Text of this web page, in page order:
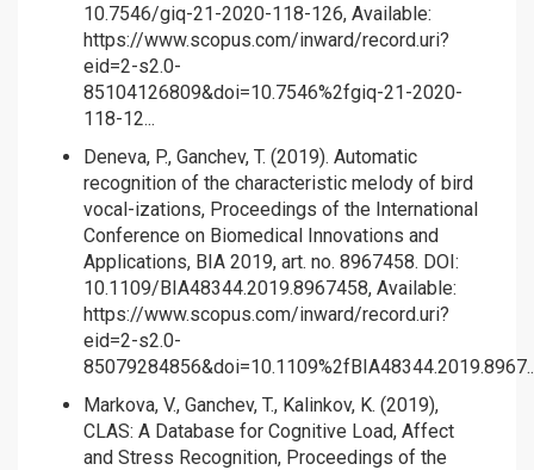
10.7546/giq-21-2020-118-126, Available:
https://www.scopus.com/inward/record.uri?
eid=2-s2.0-
85104126809&doi=10.7546%2fgiq-21-2020-
118-12...
Deneva, P., Ganchev, T. (2019). Automatic
recognition of the characteristic melody of bird
vocal-izations, Proceedings of the International
Conference on Biomedical Innovations and
Applications, BIA 2019, art. no. 8967458. DOI:
10.1109/BIA48344.2019.8967458, Available:
https://www.scopus.com/inward/record.uri?
eid=2-s2.0-
Markova, V., Ganchev, T., Kalinkov, K. (2019),
CLAS: A Database for Cognitive Load, Affect
and Stress Recognition, Proceedings of the